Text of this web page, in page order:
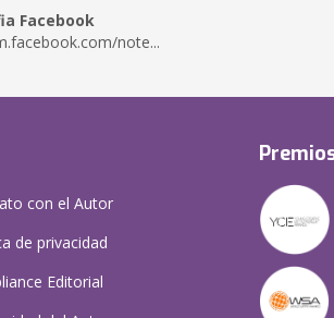
Facebook
note...
con el Autor
de privacidad
Editorial